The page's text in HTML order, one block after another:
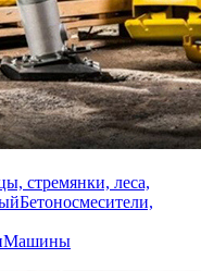
стремянки, леса,
Бетоносмесители,
Машины